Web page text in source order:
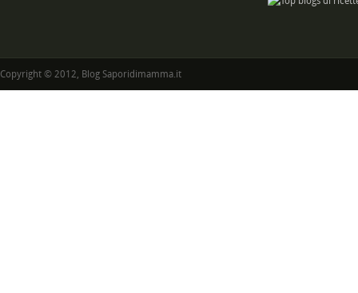
Copyright © 2012, Blog Saporidimamma.it